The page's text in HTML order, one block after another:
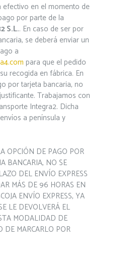
efectivo en el momento de
por parte de la
S.L.. En caso de ser por
se deberá enviar un
a
para que el pedido
recogida en fábrica. En
por tarjeta bancaria, no
Trabajamos con
Integra2. Dicha
a península y
OPCIÓN DE PAGO POR
BANCARIA, NO SE
DEL ENVÍO EXPRESS
MÁS DE 96 HORAS EN
ENVÍO EXPRESS, YA
LE DEVOLVERÁ EL
MODALIDAD DE
DE MARCARLO POR